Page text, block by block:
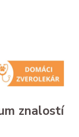
zvieratá
psa
mačacia hygiena
znalostí